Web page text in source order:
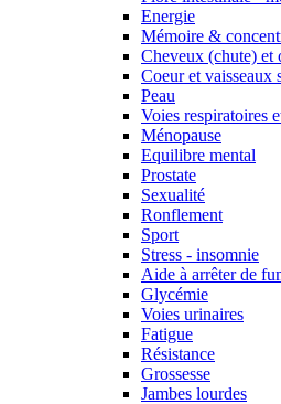
Energie
Mémoire &
Cheveux (chute) et
Coeur et vaisseaux
Peau
Voies respiratoires
Ménopause
Equilibre mental
Prostate
Sexualité
Ronflement
Sport
Stress - insomnie
Aide à arrêter de
Glycémie
Voies urinaires
Fatigue
Résistance
Grossesse
Jambes lourdes